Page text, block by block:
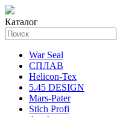
Каталог
War Seal
СПЛАВ
Helicon-Tex
5.45 DESIGN
Mars-Pater
Stich Profi